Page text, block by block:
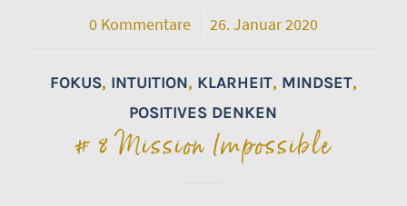
0 Kommentare
/ 26. Januar 2020
FOKUS, INTUITION, KLARHEIT, MINDSET,
POSITIVES DENKEN
# 8 Mission Impossible